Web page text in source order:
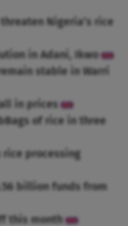
Nigeria’s rice
in Adani, Ikwo
stable in Warri
in prices
of rice in three
processing
billion funds from
this month